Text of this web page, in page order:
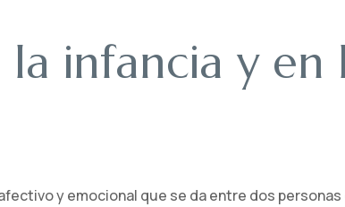
infancia y en
y emocional que se da entre dos